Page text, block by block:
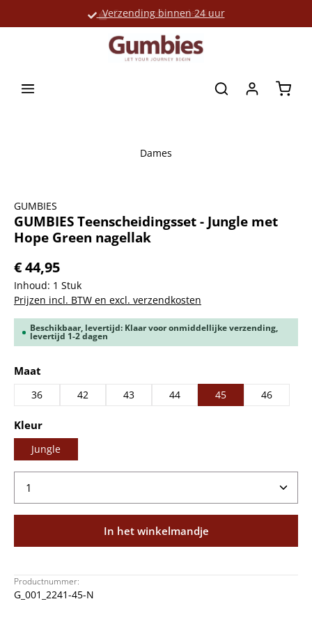
Verzending binnen 24 uur
Grote productselectie
Dames
GUMBIES
GUMBIES Teenscheidingsset - Jungle met
Hope Green nagellak
€ 44,95
Inhoud: 1 Stuk
Prijzen incl. BTW en excl. verzendkosten
Beschikbaar, levertijd: Klaar voor onmiddellijke verzending,
levertijd 1-2 dagen
Selecteer
Maat
36 42 43 44 45 46
Selecteer
Kleur
Jungle
Producthoeveelheid: Voer de gewenste
In het winkelmandje
Productnummer:
G_001_2241-45-N